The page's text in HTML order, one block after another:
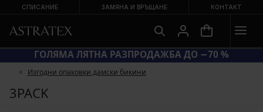
СПИСАНИЕ ЗАМЯНА И ВРЪЩАНЕ КОНТАКТ
КОД BRA20 = СУТИЕНИ −20 %
Изгодни опаковки дамски бикини
3PACK